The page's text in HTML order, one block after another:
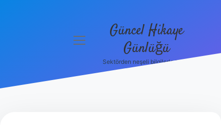
menüyü
Güncel Hikaye
Günlüğü
Sektörden neşeli bilgilerle tanış!